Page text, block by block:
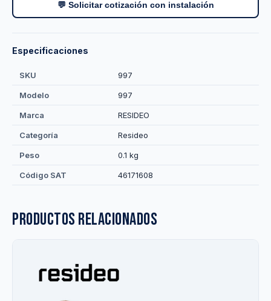
💬 Solicitar cotización con instalación
Especificaciones
SKU 997
Modelo 997
Marca RESIDEO
Categoría Resideo
Peso 0.1 kg
Código SAT 46171608
Productos relacionados